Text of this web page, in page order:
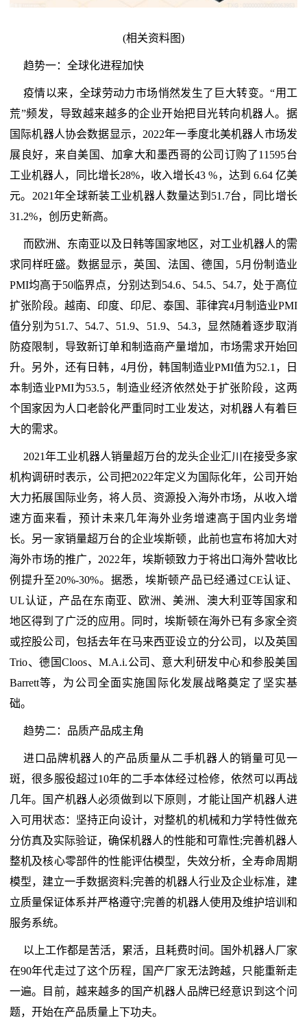
(相关资料图)
趋势一：全球化进程加快
疫情以来，全球劳动力市场悄然发生了巨大转变。“用工
荒”频发，导致越来越多的企业开始把目光转向机器人。据
国际机器人协会数据显示，2022年一季度北美机器人市场发
展良好，来自美国、加拿大和墨西哥的公司订购了11595台
工业机器人，同比增长28%，收入增长43 %，达到 6.64 亿美
元。2021年全球新装工业机器人数量达到51.7台，同比增长
31.2%，创历史新高。
而欧洲、东南亚以及日韩等国家地区，对工业机器人的需
求同样旺盛。数据显示，英国、法国、德国，5月份制造业
PMI均高于50临界点，分别达到54.6、54.5、54.7，处于高位
扩张阶段。越南、印度、印尼、泰国、菲律宾4月制造业PMI
值分别为51.7、54.7、51.9、51.9、54.3，显然随着逐步取消
防疫限制，导致新订单和制造商产量增加，市场需求开始回
升。另外，还有日韩，4月份，韩国制造业PMI值为52.1，日
本制造业PMI为53.5，制造业经济依然处于扩张阶段，这两
个国家因为人口老龄化严重同时工业发达，对机器人有着巨
大的需求。
2021年工业机器人销量超万台的龙头企业汇川在接受多家
机构调研时表示，公司把2022年定义为国际化年，公司开始
大力拓展国际业务，将人员、资源投入海外市场，从收入增
速方面来看，预计未来几年海外业务增速高于国内业务增
长。另一家销量超万台的企业埃斯顿，此前也宣布将加大对
海外市场的推广，2022年，埃斯顿致力于将出口海外营收比
例提升至20%-30%。据悉，埃斯顿产品已经通过CE认证、
UL认证，产品在东南亚、欧洲、美洲、澳大利亚等国家和
地区得到了广泛的应用。同时，埃斯顿在海外已有多家全资
或控股公司，包括去年在马来西亚设立的分公司，以及英国
Trio、德国Cloos、M.A.i.公司、意大利研发中心和参股美国
Barrett等，为公司全面实施国际化发展战略奠定了坚实基
础。
趋势二：品质产品成主角
进口品牌机器人的产品质量从二手机器人的销量可见一
斑，很多服役超过10年的二手本体经过检修，依然可以再战
几年。国产机器人必须做到以下原则，才能让国产机器人进
入可用状态：坚持正向设计，对整机的机械和力学特性做充
分仿真及实际验证，确保机器人的性能和可靠性;完善机器人
整机及核心零部件的性能评估模型，失效分析，全寿命周期
模型，建立一手数据资料;完善的机器人行业及企业标准，建
立质量保证体系并严格遵守;完善的机器人使用及维护培训和
服务系统。
以上工作都是苦活，累活，且耗费时间。国外机器人厂家
在90年代走过了这个历程，国产厂家无法跨越，只能重新走
一遍。目前，越来越多的国产机器人品牌已经意识到这个问
题，开始在产品质量上下功夫。